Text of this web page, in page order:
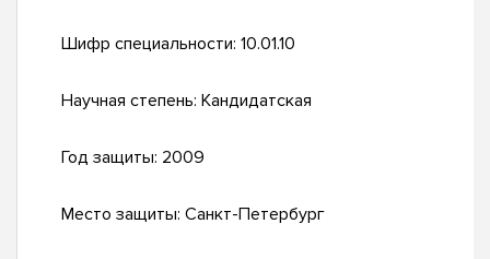
Шифр специальности: 10.01.10
Научная степень: Кандидатская
Год защиты: 2009
Место защиты: Санкт-Петербург